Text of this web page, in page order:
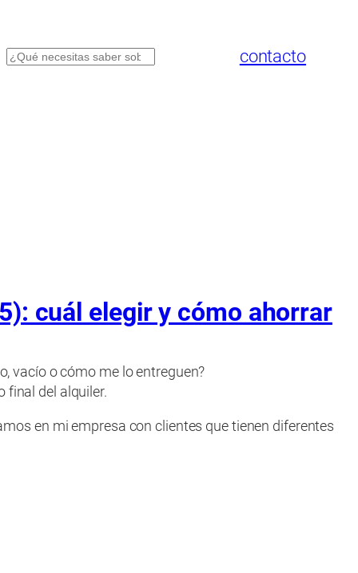
Buscar contacto
cuál elegir y cómo ahorrar
vacío o cómo me lo entreguen?
final del alquiler.
en mi empresa con clientes que tienen diferentes